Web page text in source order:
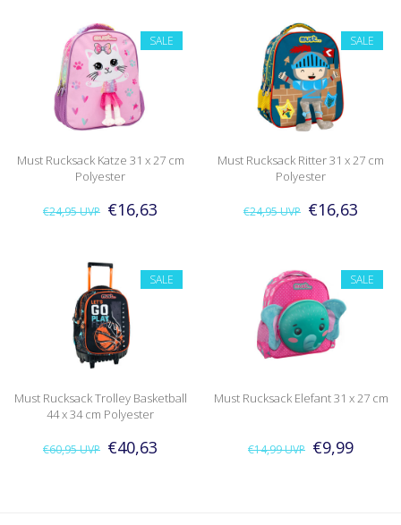
SALE
Must Rucksack Katze 31 x 27 cm
Polyester
€24,95UVP €16,63
SALE
Must Rucksack Ritter 31 x 27 cm
Polyester
€24,95UVP €16,63
SALE
Must Rucksack Trolley Basketball
44 x 34 cm Polyester
€60,95UVP €40,63
SALE
Must Rucksack Elefant 31 x 27 cm
€14,99UVP €9,99